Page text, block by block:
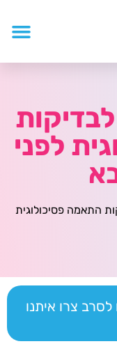
לפני
התאמה פסיכולוגית
צרו איתנו